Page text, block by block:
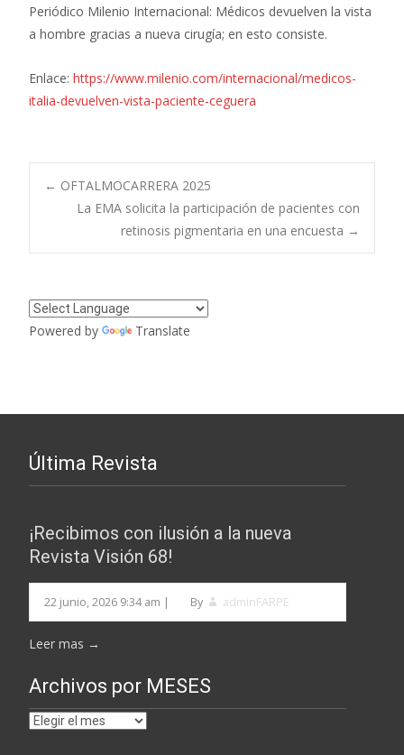
Periódico Milenio Internacional: Médicos devuelven la vista
a hombre gracias a nueva cirugía; en esto consiste.
Enlace: https://www.milenio.com/internacional/medicos-
italia-devuelven-vista-paciente-ceguera
Navegación
de
entradas
← OFTALMOCARRERA 2025
La EMA solicita la participación de pacientes con
retinosis pigmentaria en una encuesta →
Powered by Translate
Última Revista
¡Recibimos con ilusión a la nueva
Revista Visión 68!
22 junio, 2026 9:34 am | By adminFARPE
Leer mas →
Archivos por MESES
Archivos